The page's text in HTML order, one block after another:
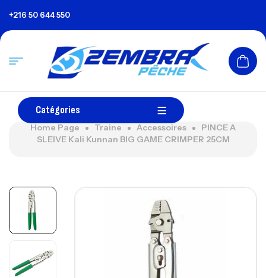
+216 50 644 550
Catégories
Home Page Traine Accessoires
PINCE A
SLEIVE Kali Kunnan BIG GAME CRIMPER 25CM